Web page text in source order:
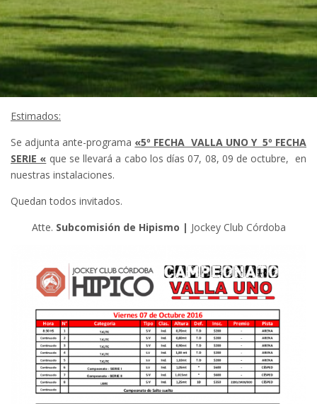
Estimados:
Se adjunta ante-programa «5º FECHA VALLA UNO Y 5º FECHA
SERIE « que se llevará a cabo los días 07, 08, 09 de octubre, en
nuestras instalaciones.
Quedan todos invitados.
Atte. Subcomisión de Hipismo | Jockey Club Córdoba